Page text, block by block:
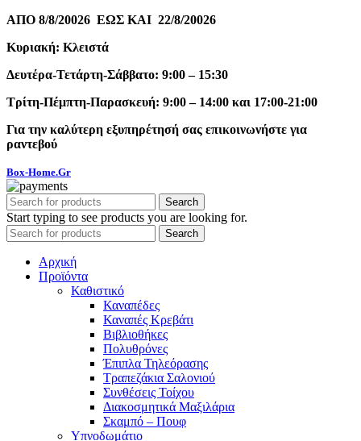
ΑΠΟ 8/8/20026 ΕΩΣ ΚΑΙ 22/8/20026
Κυριακή: Κλειστά
Δευτέρα-Τετάρτη-Σάββατο: 9:00 – 15:30
Τρίτη-Πέμπτη-Παρασκευή: 9:00 – 14:00 και 17:00-21:00
Για την καλύτερη εξυπηρέτησή σας επικοινωνήστε για
ραντεβού
Box-Home.Gr
Search
Start typing to see products you are looking for.
Search
Αρχική
Προϊόντα
Καθιστικό
Καναπέδες
Καναπές Κρεβάτι
Βιβλιοθήκες
Πολυθρόνες
Έπιπλα Τηλεόρασης
Τραπεζάκια Σαλονιού
Συνθέσεις Τοίχου
Διακοσμητικά Μαξιλάρια
Σκαμπό – Πουφ
Υπνοδωμάτιο